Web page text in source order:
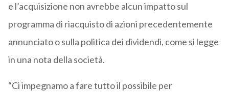
e l’acquisizione non avrebbe alcun impatto sul
programma di riacquisto di azioni precedentemente
annunciato o sulla politica dei dividendi, come si legge
in una nota della società.
“Ci impegnamo a fare tutto il possibile per